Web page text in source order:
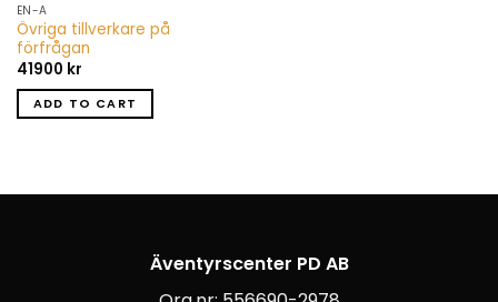
EN-A
Övriga tillverkare på
förfrågan
41900 kr
ADD TO CART
Äventyrscenter PD AB